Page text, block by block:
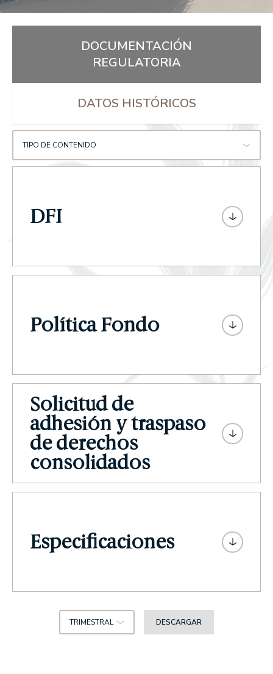
DOCUMENTACIÓN
REGULATORIA
DATOS HISTÓRICOS
TIPO DE CONTENIDO
DFI
Política Fondo
Solicitud de
adhesión y traspaso
de derechos
consolidados
Especificaciones
TRIMESTRAL DESCARGAR